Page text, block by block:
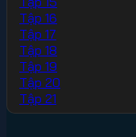
Tập 16
Tập 17
Tập 18
Tập 19
Tập 20
Tập 21